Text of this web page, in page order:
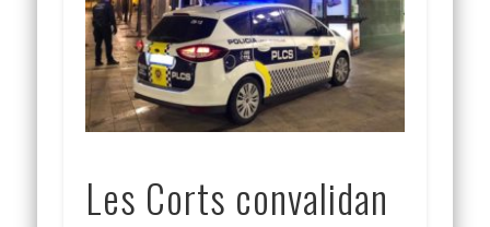
Les Corts convalidan